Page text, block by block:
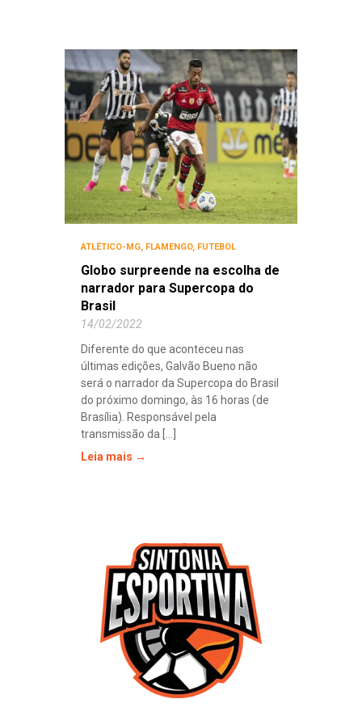
ATLÉTICO-MG, FLAMENGO, FUTEBOL
Globo surpreende na escolha de
narrador para Supercopa do
Brasil
14/02/2022
Diferente do que aconteceu nas
últimas edições, Galvão Bueno não
será o narrador da Supercopa do Brasil
do próximo domingo, às 16 horas (de
Brasília). Responsável pela
transmissão da [...]
Leia mais →